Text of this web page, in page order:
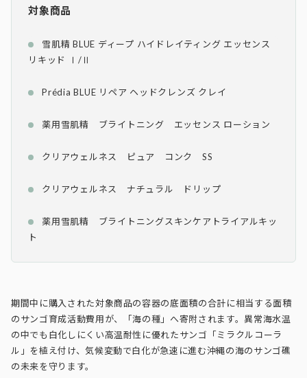
対象商品
雪肌精 BLUE ディープ ハイドレイティング エッセンス
リキッド Ⅰ/Ⅱ
Prédia BLUE リペア ヘッドクレンズ クレイ
薬用雪肌精 ブライトニング エッセンス ローション
クリアウェルネス ピュア コンク SS
クリアウェルネス ナチュラル ドリップ
薬用雪肌精 ブライトニングスキンケアトライアルキッ
ト
期間中に購入された対象商品の容器の底面積の合計に相当する面積
のサンゴ育成活動費用が、「海の種」へ寄附されます。異常海水温
の中でも白化しにくい高温耐性に優れたサンゴ「ミラクルコーラ
ル」を植え付け、気候変動で白化が急速に進む沖縄の海のサンゴ礁
の未来を守ります。